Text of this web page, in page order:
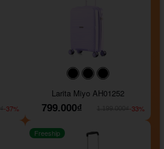
-37%
#000000#000000
Larita Miyo AH01252
799.000₫
-33%
Freeship